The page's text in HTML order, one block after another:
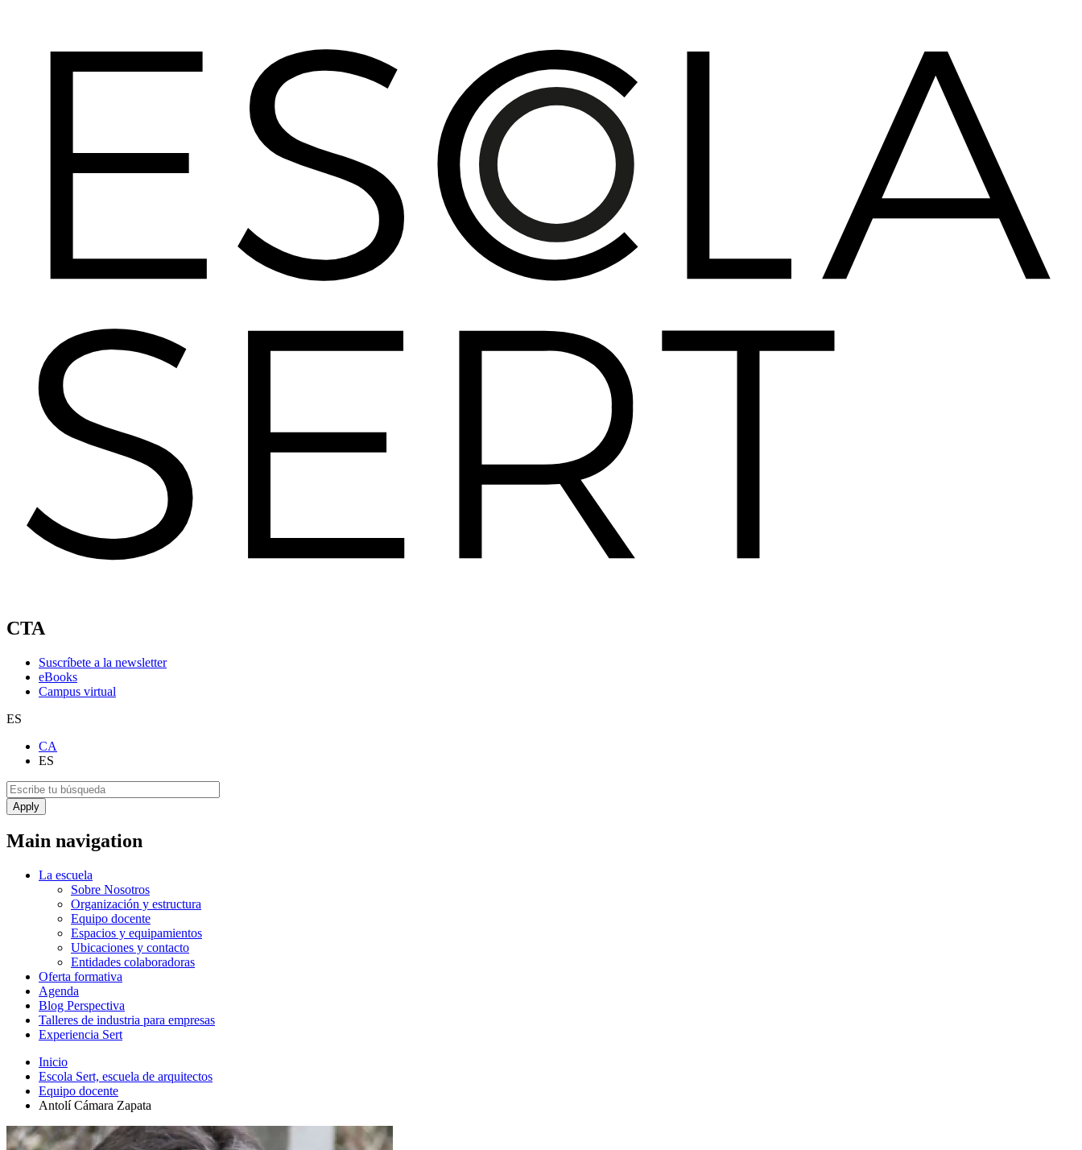
CTA
Suscríbete a la newsletter
eBooks
Campus virtual
ES
CA
ES
Main navigation
La escuela
Sobre Nosotros
Organización y estructura
Equipo docente
Espacios y equipamientos
Ubicaciones y contacto
Entidades colaboradoras
Oferta formativa
Agenda
Blog Perspectiva
Talleres de industria para empresas
Experiencia Sert
Inicio
Escola Sert, escuela de arquitectos
Equipo docente
Antolí Cámara Zapata